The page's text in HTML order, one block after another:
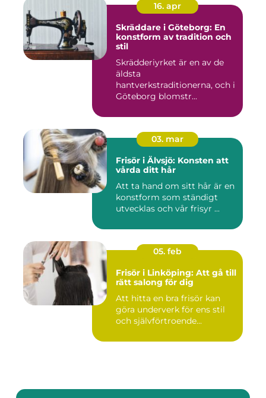
16. apr
Skräddare i Göteborg: En
konstform av tradition och
stil
Skrädderiyrket är en av de
äldsta
hantverkstraditionerna, och i
Göteborg blomstr...
03. mar
Frisör i Älvsjö: Konsten att
vårda ditt hår
Att ta hand om sitt hår är en
konstform som ständigt
utvecklas och vår frisyr ...
05. feb
Frisör i Linköping: Att gå till
rätt salong för dig
Att hitta en bra frisör kan
göra underverk för ens stil
och självförtroende...